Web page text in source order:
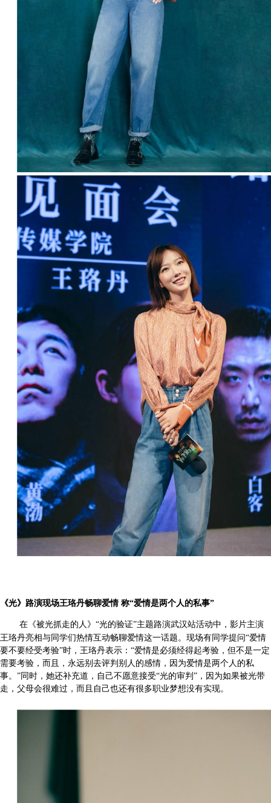
《光》路演现场王珞丹畅聊爱情 称“爱情是两个人的私事”
在《被光抓走的人》 “光的验证”主题路演武汉站活动中，影片主演
王珞丹亮相与同学们热情互动畅聊爱情这一话题。现场有同学提问“爱情
要不要经受考验”时，王珞丹表示：“爱情是必须经得起考验，但不是一定
需要考验，而且，永远别去评判别人的感情，因为爱情是两个人的私
事。”同时，她还补充道，自己不愿意接受“光的审判”，因为如果被光带
走，父母会很难过，而且自己也还有很多职业梦想没有实现。